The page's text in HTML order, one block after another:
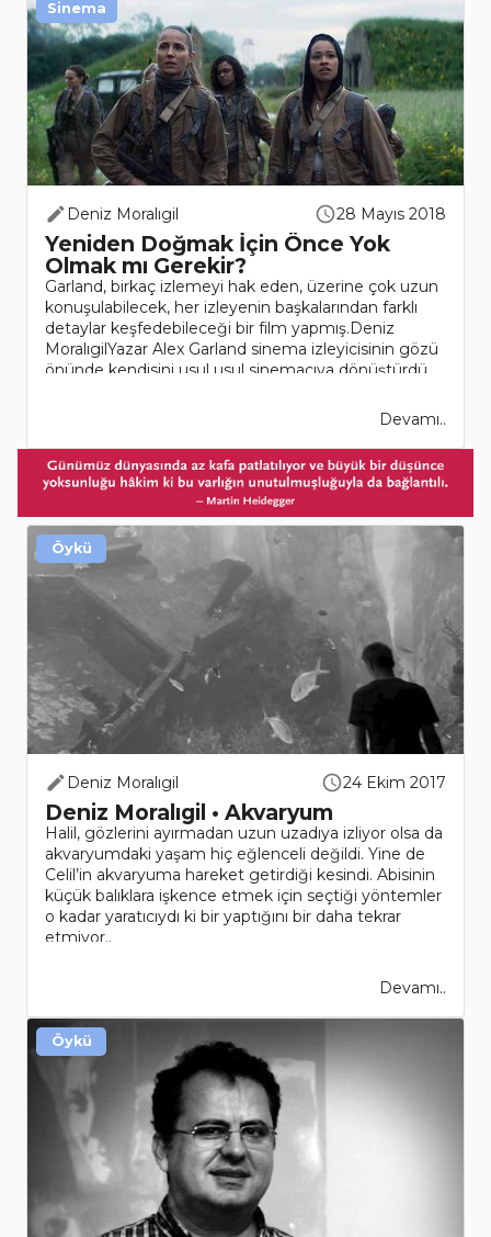
Deniz Moralıgil 28 Mayıs 2018
Yeniden Doğmak İçin Önce Yok
Olmak mı Gerekir?
Garland, birkaç izlemeyi hak eden, üzerine çok uzun
konuşulabilecek, her izleyenin başkalarından farklı
detaylar keşfedebileceği bir film yapmış.Deniz
MoralıgilYazar Alex Garland sinema izleyicisinin gözü
önünde kendisini usul usul sinemacıya dönüştürdü...
Devamı..
Sinema
Deniz Moralıgil 24 Ekim 2017
Deniz Moralıgil • Akvaryum
Halil, gözlerini ayırmadan uzun uzadıya izliyor olsa da
akvaryumdaki yaşam hiç eğlenceli değildi. Yine de
Celil’in akvaryuma hareket getirdiği kesindi. Abisinin
küçük balıklara işkence etmek için seçtiği yöntemler
o kadar yaratıcıydı ki bir yaptığını bir daha tekrar
etmiyor..
Devamı..
Öykü
Öykü